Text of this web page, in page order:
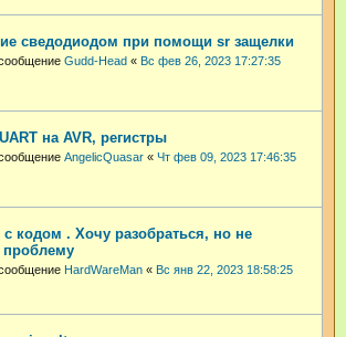
сведодиодом при помощи sr защелки
Gudd-Head « Вс фев 26, 2023 17:27:35
на AVR, регистры
AngelicQuasar « Чт фев 09, 2023 17:46:35
с кодом . Хочу разобраться, но не
HardWareMan « Вс янв 22, 2023 18:58:25